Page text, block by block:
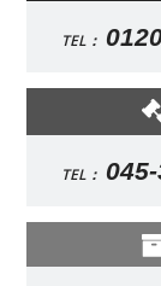
TEL：
TEL：